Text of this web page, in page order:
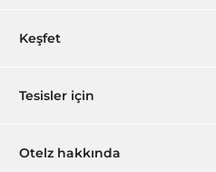
Resepsiyon Hizmetleri
Konsiyerj hizmeti
Mağazalar
Rezervasyon yönet
Keşfet
Hediye Kart
Tesisler için
Hemen tesisinizi ekleyin
Otelz hakkında